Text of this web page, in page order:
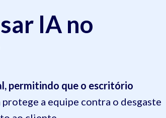
IA no
permitindo que o escritório
a equipe contra o desgaste